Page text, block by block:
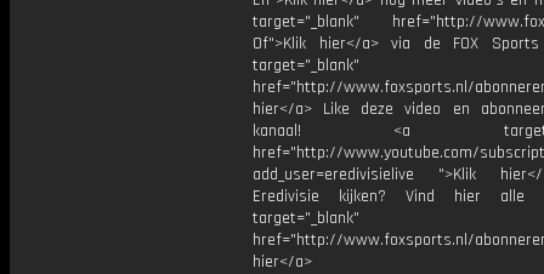
target="_blank" href="http://
Of">Klik hier</a> via de FOX
target="_blank"
href="http://www.foxsports.nl/
hier</a> Like deze video en
kanaal! <a
href="http://www.youtube.com/
add_user=eredivisielive ">Klik
Eredivisie kijken? Vind hier alle
target="_blank"
href="http://www.foxsports.nl/
hier</a>